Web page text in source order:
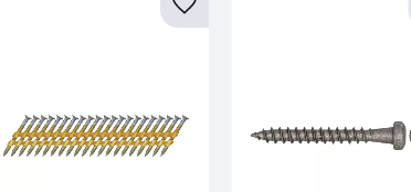
Lägg till i favoriter